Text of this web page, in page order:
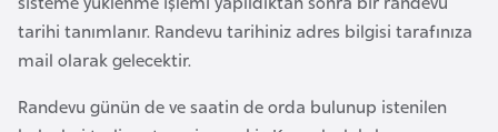
tarihi tanımlanır. Randevu tarihiniz adres bilgisi tarafınıza
mail olarak gelecektir.
Randevu günün de ve saatin de orda bulunup istenilen
s
t
n